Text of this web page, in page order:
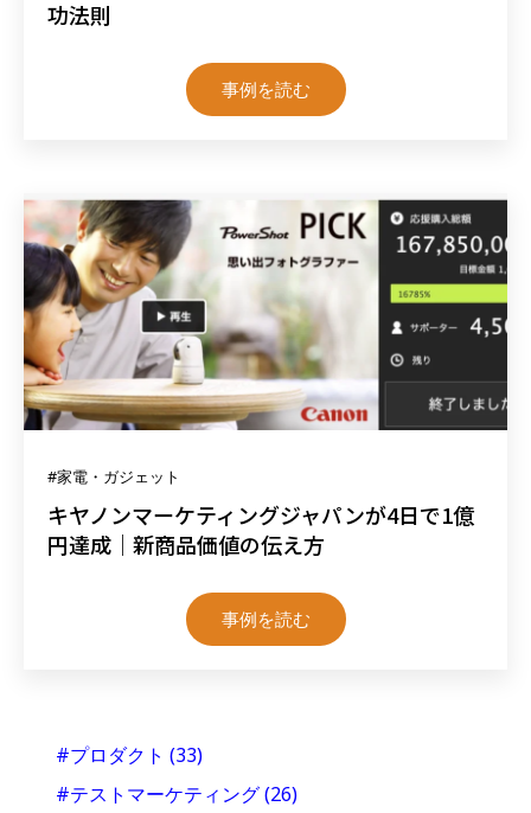
功法則
事例を読む
#家電・ガジェット
キヤノンマーケティングジャパンが4日で1億
円達成｜新商品価値の伝え方
事例を読む
#プロダクト(33)
#テストマーケティング(26)